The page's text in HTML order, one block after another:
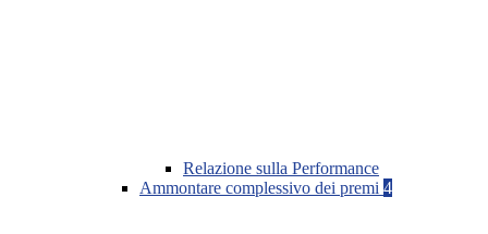
Relazione sulla Performance
Ammontare complessivo dei premi 4